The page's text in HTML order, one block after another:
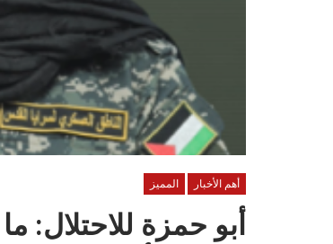
أهم الأخبار المميز
أبو حمزة للاحتلال: